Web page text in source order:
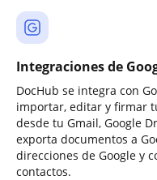
Integraciones de
DocHub se integra con
importar, editar y firmar
desde tu Gmail, Google
exporta documentos a
direcciones de Google y
contactos.